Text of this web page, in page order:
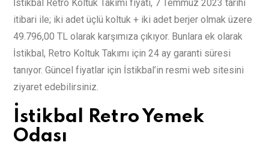
stikbal Retro Koltuk Takımı fiyatı, 7 Temmuz 2023 tarihi
itibari ile; iki adet üçlü koltuk + iki adet berjer olmak üzere
49.796,00 TL olarak karşımıza çıkıyor. Bunlara ek olarak
İstikbal, Retro Koltuk Takımı için 24 ay garanti süresi
tanıyor. Güncel fiyatlar için İstikbal’in resmi web sitesini
ziyaret edebilirsiniz.
İstikbal Retro Yemek
Odası